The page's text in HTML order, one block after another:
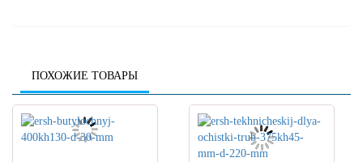
ПОХОЖИЕ ТОВАРЫ